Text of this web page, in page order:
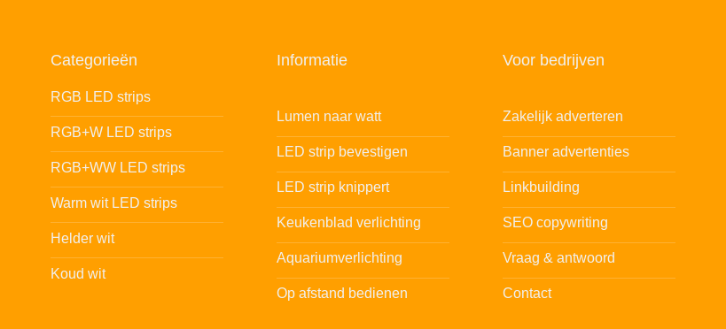
Categorieën
RGB LED strips
RGB+W LED strips
RGB+WW LED strips
Warm wit LED strips
Helder wit
Koud wit
Informatie
Lumen naar watt
LED strip bevestigen
LED strip knippert
Keukenblad verlichting
Aquariumverlichting
Op afstand bedienen
Voor bedrijven
Zakelijk adverteren
Banner advertenties
Linkbuilding
SEO copywriting
Vraag & antwoord
Contact